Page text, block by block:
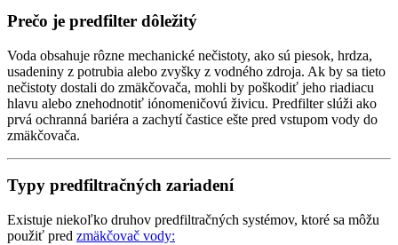
Prečo je predfilter dôležitý
Voda obsahuje rôzne mechanické nečistoty, ako sú piesok, hrdza,
usadeniny z potrubia alebo zvyšky z vodného zdroja. Ak by sa tieto
nečistoty dostali do zmäkčovača, mohli by poškodiť jeho riadiacu
hlavu alebo znehodnotiť iónomeničovú živicu. Predfilter slúži ako
prvá ochranná bariéra a zachytí častice ešte pred vstupom vody do
zmäkčovača.
Typy predfiltračných zariadení
Existuje niekoľko druhov predfiltračných systémov, ktoré sa môžu
použiť pred zmäkčovač vody: